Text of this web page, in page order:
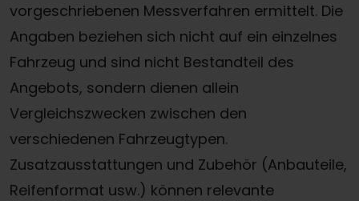
vorgeschriebenen Messverfahren ermittelt. Die
Angaben beziehen sich nicht auf ein einzelnes
Fahrzeug und sind nicht Bestandteil des
Angebots, sondern dienen allein
Vergleichszwecken zwischen den
verschiedenen Fahrzeugtypen.
Zusatzausstattungen und Zubehör (Anbauteile,
Reifenformat usw.) können relevante